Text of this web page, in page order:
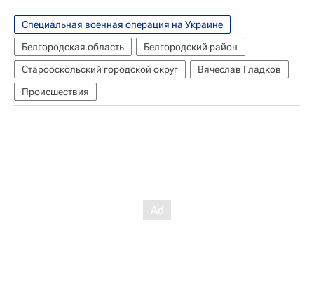
Специальная военная операция на Украине
Белгородская область
Белгородский район
Старооскольский городской округ
Вячеслав Гладков
Происшествия